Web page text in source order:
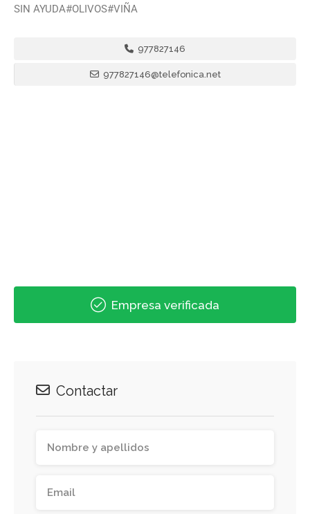
SIN AYUDA#OLIVOS#VIÑA
977827146
977827146@telefonica.net
Empresa verificada
Contactar